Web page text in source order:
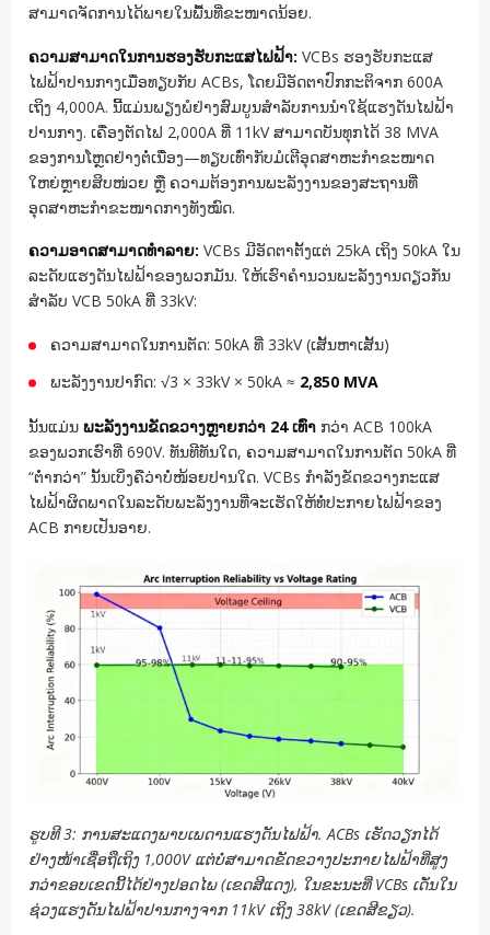
ສາມາດຈັດການໄດ້ພາຍໃນພື້ນທີ່ຂະໜາດນ້ອຍ.
ຄວາມສາມາດໃນການຮອງຮັບກະແສໄຟຟ້າ: VCBs ຮອງຮັບກະແສ
ໄຟຟ້າປານກາງເມື່ອທຽບກັບ ACBs, ໂດຍມີອັດຕາປົກກະຕິຈາກ 600A
ເຖິງ 4,000A. ນີ້ແມ່ນພຽງພໍຢ່າງສົມບູນສຳລັບການນຳໃຊ້ແຮງດັນໄຟຟ້າ
ປານກາງ. ເຄື່ອງຕັດໄຟ 2,000A ທີ່ 11kV ສາມາດບັນທຸກໄດ້ 38 MVA
ຂອງການໂຫຼດຢ່າງຕໍ່ເນື່ອງ—ທຽບເທົ່າກັບມໍເຕີອຸດສາຫະກຳຂະໜາດ
ໃຫຍ່ຫຼາຍສິບໜ່ວຍ ຫຼື ຄວາມຕ້ອງການພະລັງງານຂອງສະຖານທີ່
ອຸດສາຫະກຳຂະໜາດກາງທັງໝົດ.
ຄວາມອາດສາມາດທໍາລາຍ: VCBs ມີອັດຕາຕັ້ງແຕ່ 25kA ເຖິງ 50kA ໃນ
ລະດັບແຮງດັນໄຟຟ້າຂອງພວກມັນ. ໃຫ້ເຮົາຄຳນວນພະລັງງານດຽວກັນ
ສຳລັບ VCB 50kA ທີ່ 33kV:
ຄວາມສາມາດໃນການຕັດ: 50kA ທີ່ 33kV (ເສັ້ນຫາເສັ້ນ)
ພະລັງງານປາກົດ: √3 × 33kV × 50kA ≈ 2,850 MVA
ນັ້ນແມ່ນ ພະລັງງານຂັດຂວາງຫຼາຍກວ່າ 24 ເທົ່າ ກວ່າ ACB 100kA
ຂອງພວກເຮົາທີ່ 690V. ທັນທີທັນໃດ, ຄວາມສາມາດໃນການຕັດ 50kA ທີ່
“ຕ່ຳກວ່າ” ນັ້ນເບິ່ງຄືວ່າບໍ່ໜ້ອຍປານໃດ. VCBs ກຳລັງຂັດຂວາງກະແສ
ໄຟຟ້າຜິດພາດໃນລະດັບພະລັງງານທີ່ຈະເຮັດໃຫ້ທໍ່ປະກາຍໄຟຟ້າຂອງ
ACB ກາຍເປັນອາຍ.
ຮູບທີ 3: ການສະແດງພາບເພດານແຮງດັນໄຟຟ້າ. ACBs ເຮັດວຽກໄດ້
ຢ່າງໜ້າເຊື່ອຖືເຖິງ 1,000V ແຕ່ບໍ່ສາມາດຂັດຂວາງປະກາຍໄຟຟ້າທີ່ສູງ
ກວ່າຂອບເຂດນີ້ໄດ້ຢ່າງປອດໄພ (ເຂດສີແດງ), ໃນຂະນະທີ່ VCBs ເດັ່ນໃນ
ຊ່ວງແຮງດັນໄຟຟ້າປານກາງຈາກ 11kV ເຖິງ 38kV (ເຂດສີຂຽວ).